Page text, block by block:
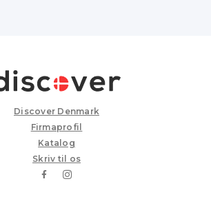
Discover Denmark
Firmaprofil
Katalog
Skriv til os